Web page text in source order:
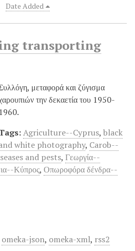
Date Added
transporting
μεταφορά και ζύγισμα
την δεκαετία του 1950-
1960.
Agriculture--Cyprus, black
white photography, Carob--
and pests, Γεωργία--
Κύπρος, Οπωροφόρα δένδρα--
omeka-json, omeka-xml, rss2